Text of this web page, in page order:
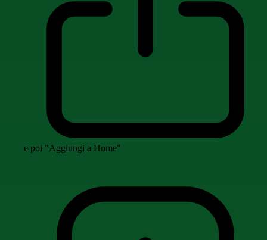
e poi "Aggiungi a Home"